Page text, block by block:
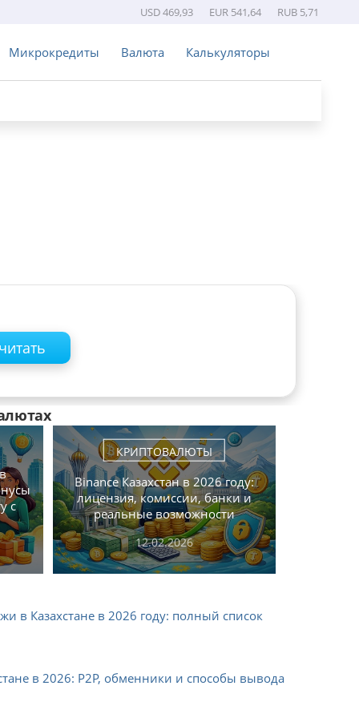
USD 469,93 EUR 541,64 RUB 5,71
Микрокредиты Валюта Калькуляторы
с
КРИПТОВАЛЮТЫ
Binance Казахстан в 2026 году:
лицензия, комиссии, банки и
реальные возможности
12.02.2026
в Казахстане в 2026 году: полный список
в 2026: P2P, обменники и способы вывода